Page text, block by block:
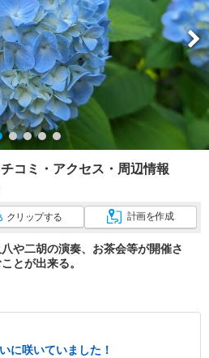
コミ・アクセス・周辺情報
クリップする 計画を作成
や二胡の演奏、お茶会等が開催さ
とが出来る。
に咲いていました！